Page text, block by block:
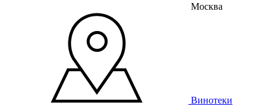
Москва
Винотеки